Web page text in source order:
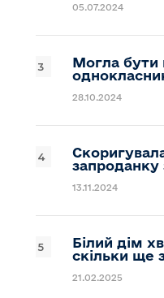
05.07.2024
Могла бути
28.10.2024
13.11.2024
Білий дім
скільки ще
21.02.2025